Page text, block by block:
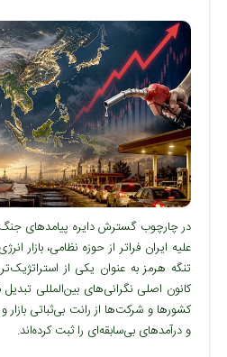
در چارچوب گسترش دایره پیامدهای جنگ
علیه ایران فراتر از حوزه نظامی،
تنگه هرمز به عنوان یکی از
کانون اصلی نگرانی‌های بین‌المللی
کشورها و شرکت‌ها از رانت بی‌ثباتی
و درآمدهای بی‌سابقه‌ای را ثبت کرده‌اند.